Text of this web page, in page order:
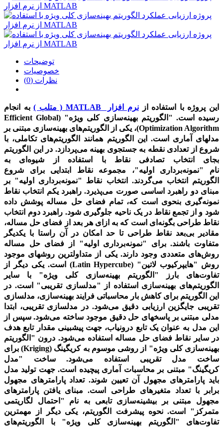
توضیحات
خصوصیات
نظرات (0)
این پروژهبا استفاده ازنرم افزار MATLAB ( متلب )
به انجام
رسیده است. " الگوریتم بهینه‌سازی کلی ویژه"
(
Efficient Global
Optimization Algorithm)، یکی از الگوریتم‌های بهینه‌سازی مبتنی بر
مدلهای آماری است. این الگوریتم همانند الگوریتم‌های تکاملی، با
شروع از تعدادی نقطه به جستجوی بهینه می‌پردازد. در این الگوریتم
بجای انتخاب تصادفی نقاط با استفاده از شیوه‌ای به
نام
"نمونه‌برداری اولیه"، مجموعه نقاط ابتدایی برای شروع
الگوریتم انتخاب می‌گردند. انتخاب نقاط
"نمونه‌برداری اولیه" بر
مبنای دو راهبرد اساسی صورت می‌پذیرد. راهبرد یکم انتخاب نقاط
نمونه‌گیری بنحوی است که، تمام فضای حل مساله پوشش داده
شود و از تجمع نقاط در یک ناحیه جلوگیری شود. راهبرد دوم انتخاب
نقاط طراحی بگونه‌ای است که به ازای هر بعد از فضای حل مساله،
مقادیر بی‌بعد نقاط طراحی تا حد امکان در آن راستا با یکدیگر
متفاوت باشند. برای
"نمونه‌برداری اولیه"
از فضای حل مساله
روش‌های متعددی وجود دارند. یکی از متداولترین روشهای موجود
روش "هایپرکیوب لاتین"
(
Latin Hypercube
) است.یکی دیگر از
تفاوت‌های بارز
" الگوریتم بهینه‌سازی کلی ویژه" با سایر
الگوریتم‌های بهینه‌سازی استفاده از
"مدلسازی تقریبی" است. در
این الگوریتم برای کاهش بار محاسباتی فرایند بهینه‌سازی، مدلسازی
تقریبی جایگزین ارزیابی دقیق می‌شود. در مدلسازی تقریبی، ابتدا
مدلی مبتنی بر پاسخهای حل دقیق موجود ساخته می‌شود. سپس از
این مدل به عنوان یک تابع درونیاب، جهت پیشبینی مقدار تابع هدف
در سایر نقاط فضای حل مساله استفاده می‌شود. درون " الگوریتم
بهینه‌سازی کلی ویژه" از روشی موسوم به کریگینگ (
Kriging
) برای
ساخت مدل تقریبی استفاده می‌شود. ساخت
"مدل
کریگینگ" مبتنی بر محاسبات آماری پیچیده است. جهت تولید مدل
باید پارامترهای مجهول آن تعیین شوند. تعداد پارامترهای مجهول
برابر با تعداد متغیرهای طراحی است. مبنای یافتن پارامترهای
مجهول مبتنی بر بیشینه‌سازی تابعی به نام " احتمال لگاریتمی
متمرکز " است.نحوه پیشرفت الگوریتم، یکی دیگر از مهمترین
تفاوت‌های " الگوریتم بهینه‌سازی کلی ویژه" با الگوریتم‌های